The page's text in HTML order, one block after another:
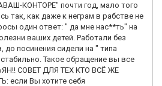
КОНТОРЕ" почти год, мало того
так, как даже к неграм в рабстве не
один ответ: " да мне нас**ть" на
ваших детей. Работали без
посинения сидели на " типа
Такое обращение вы все
СОВЕТ ДЛЯ ТЕХ КТО ВСЁ ЖЕ
если Вы хотите себя